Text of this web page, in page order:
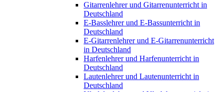
Gitarrenlehrer und Gitarrenunterricht in
Deutschland
E-Basslehrer und E-Bassunterricht in
Deutschland
E-Gitarrenlehrer und E-Gitarrenunterricht
in Deutschland
Harfenlehrer und Harfenunterricht in
Deutschland
Lautenlehrer und Lautenunterricht in
Deutschland